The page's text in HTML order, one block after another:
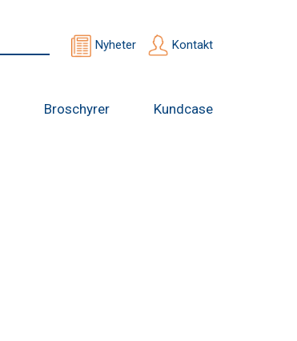
Nyheter Kontakt
Broschyrer Kundcase